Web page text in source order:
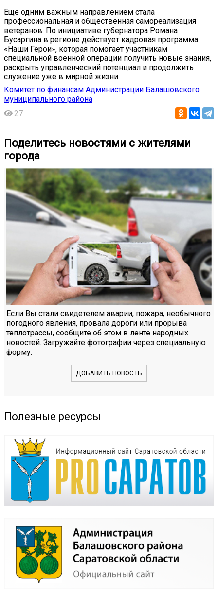
Еще одним важным направлением стала
профессиональная и общественная самореализация
ветеранов. По инициативе губернатора Романа
Бусаргина в регионе действует кадровая программа
«Наши Герои», которая помогает участникам
специальной военной операции получить новые знания,
раскрыть управленческий потенциал и продолжить
служение уже в мирной жизни.
Комитет по финансам Администрации Балашовского
муниципального района
27
Поделитесь новостями с жителями
города
Если Вы стали свидетелем аварии, пожара, необычного
погодного явления, провала дороги или прорыва
теплотрассы, сообщите об этом в ленте народных
новостей. Загружайте фотографии через специальную
форму.
ДОБАВИТЬ НОВОСТЬ
Полезные ресурсы